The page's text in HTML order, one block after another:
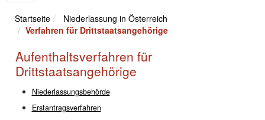
Startseite
Niederlassung in Österreich
Verfahren für Drittstaatsangehörige
Aufenthaltsverfahren für
Drittstaatsangehörige
Niederlassungsbehörde
Erstantragsverfahren